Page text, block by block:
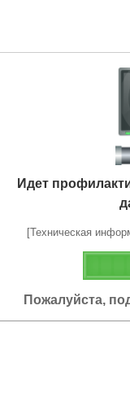
Идет
[Техническая
Пожалуйста,